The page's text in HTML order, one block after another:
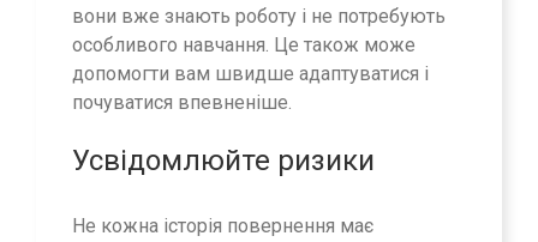
вони вже знають роботу і не потребують
особливого навчання. Це також може
допомогти вам швидше адаптуватися і
почуватися впевненіше.
Усвідомлюйте ризики
Не кожна історія повернення має